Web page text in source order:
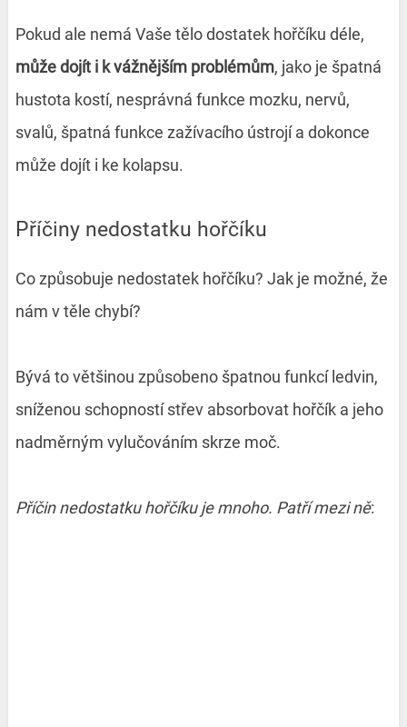
Pokud ale nemá Vaše tělo dostatek hořčíku déle,
může dojít i k vážnějším problémům, jako je špatná
hustota kostí, nesprávná funkce mozku, nervů,
svalů, špatná funkce zažívacího ústrojí a dokonce
může dojít i ke kolapsu.
Příčiny nedostatku hořčíku
Co způsobuje nedostatek hořčíku? Jak je možné, že
nám v těle chybí?
Bývá to většinou způsobeno špatnou funkcí ledvin,
sníženou schopností střev absorbovat hořčík a jeho
nadměrným vylučováním skrze moč.
Příčin nedostatku hořčíku je mnoho. Patří mezi ně: